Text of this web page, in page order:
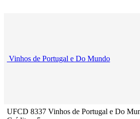
Vinhos de Portugal e Do Mundo
UFCD 8337 Vinhos de Portugal e Do